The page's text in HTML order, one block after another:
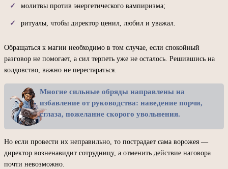
молитвы против энергетического вампиризма;
ритуалы, чтобы директор ценил, любил и уважал.
Обращаться к магии необходимо в том случае, если спокойный
разговор не помогает, а сил терпеть уже не осталось. Решившись на
колдовство, важно не перестараться.
Многие сильные обряды направлены на
избавление от руководства: наведение порчи,
сглаза, пожелание скорого увольнения.
Но если провести их неправильно, то пострадает сама ворожея —
директор возненавидит сотрудницу, а отменить действие наговора
почти невозможно.